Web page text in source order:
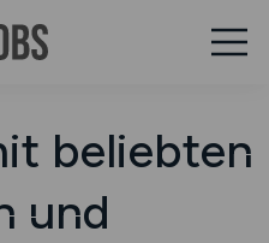
beliebten
und